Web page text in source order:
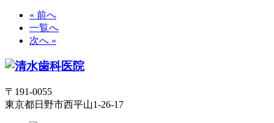
« 前へ
一覧へ
次へ »
〒191-0055
東京都日野市西平山1-26-17